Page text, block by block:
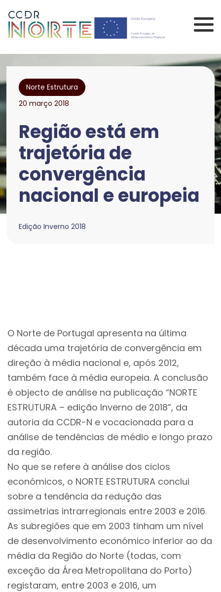
Comissão de
Norte Estrutura
20 março 2018
Região está em
trajetória de
convergência
nacional e europeia
Edição Inverno 2018
O Norte de Portugal apresenta na última
década uma trajetória de convergência em
direção à média nacional e, após 2012,
também face à média europeia. A conclusão
é objecto de análise na publicação “NORTE
ESTRUTURA – edição Inverno de 2018”, da
autoria da CCDR-N e vocacionada para a
análise de tendências de médio e longo prazo
da região.
No que se refere à análise dos ciclos
económicos, o NORTE ESTRUTURA conclui
sobre a tendência da redução das
assimetrias intrarregionais entre 2003 e 2016.
As subregiões que em 2003 tinham um nível
de desenvolvimento económico inferior ao da
média da Região do Norte (todas, com
exceção da Área Metropolitana do Porto)
registaram, entre 2003 e 2016, um